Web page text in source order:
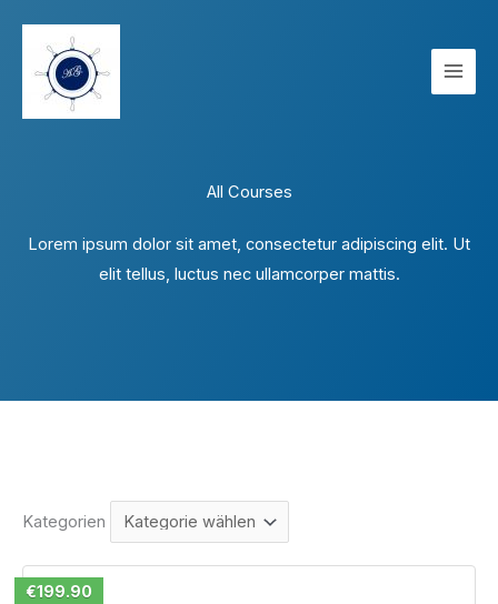
springen
All Courses
Lorem ipsum dolor sit amet, consectetur adipiscing elit. Ut
elit tellus, luctus nec ullamcorper mattis.
Kategorien
€199.90